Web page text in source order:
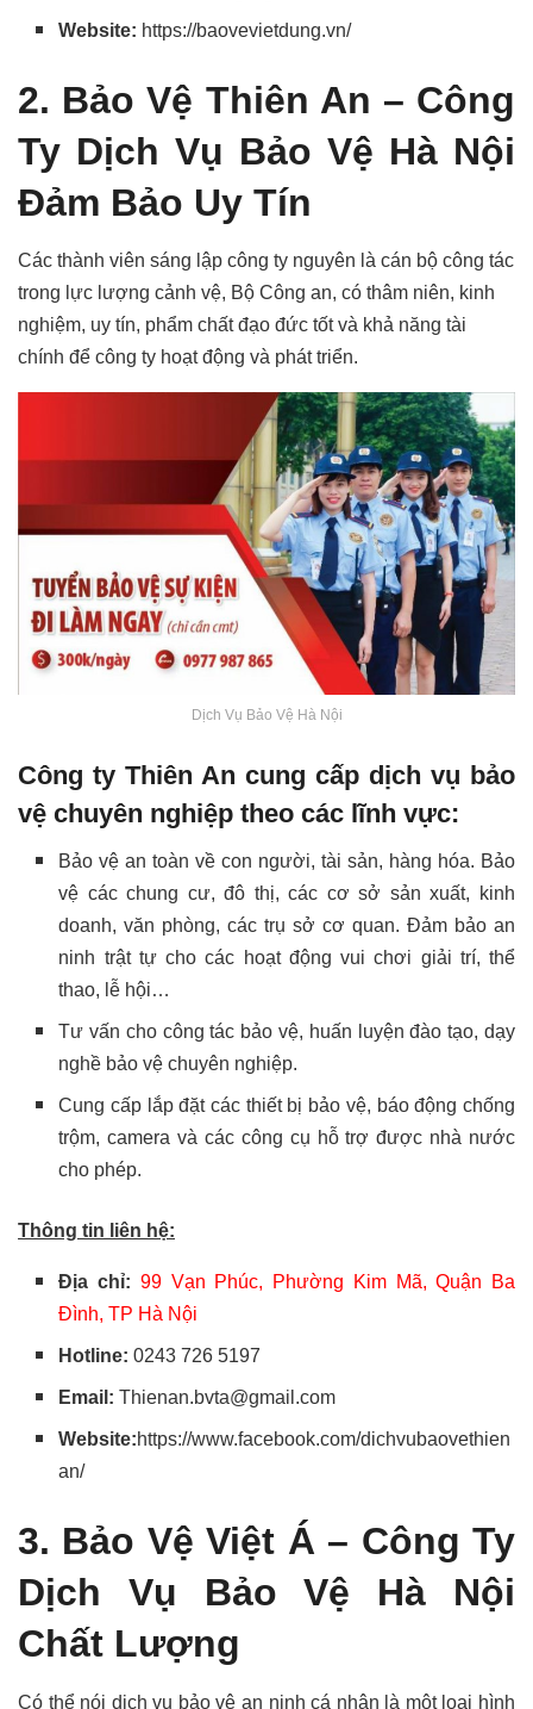
Website: https://baovevietdung.vn/
2. Bảo Vệ Thiên An – Công
Ty Dịch Vụ Bảo Vệ Hà Nội
Đảm Bảo Uy Tín
Các thành viên sáng lập công ty nguyên là cán bộ công tác
trong lực lượng cảnh vệ, Bộ Công an, có thâm niên, kinh
nghiệm, uy tín, phẩm chất đạo đức tốt và khả năng tài
chính để công ty hoạt động và phát triển.
Dịch Vụ Bảo Vệ Hà Nội
Công ty Thiên An cung cấp dịch vụ bảo
vệ chuyên nghiệp theo các lĩnh vực:
Bảo vệ an toàn về con người, tài sản, hàng hóa. Bảo
vệ các chung cư, đô thị, các cơ sở sản xuất, kinh
doanh, văn phòng, các trụ sở cơ quan. Đảm bảo an
ninh trật tự cho các hoạt động vui chơi giải trí, thể
thao, lễ hội…
Tư vấn cho công tác bảo vệ, huấn luyện đào tạo, dạy
nghề bảo vệ chuyên nghiệp.
Cung cấp lắp đặt các thiết bị bảo vệ, báo động chống
trộm, camera và các công cụ hỗ trợ được nhà nước
cho phép.
Thông tin liên hệ:
Địa chỉ: 99 Vạn Phúc, Phường Kim Mã, Quận Ba
Đình, TP Hà Nội
Hotline: 0243 726 5197
Email:Thienan.bvta@gmail.com
Website:https://www.facebook.com/dichvubaovethien
an/
3. Bảo Vệ Việt Á – Công Ty
Dịch Vụ Bảo Vệ Hà Nội
Chất Lượng
Có thể nói dịch vụ bảo vệ an ninh cá nhân là một loại hình